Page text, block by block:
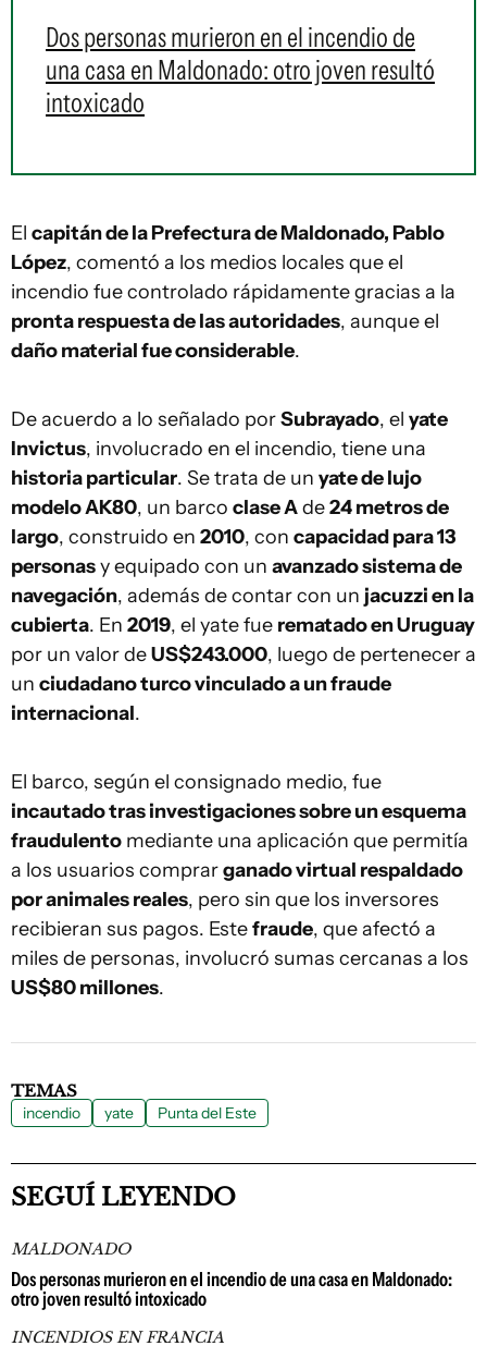
Dos personas murieron en el incendio de
una casa en Maldonado: otro joven resultó
intoxicado
El capitán de la Prefectura de Maldonado, Pablo
López, comentó a los medios locales que el
incendio fue controlado rápidamente gracias a la
pronta respuesta de las autoridades, aunque el
daño material fue considerable.
De acuerdo a lo señalado porSubrayado, el yate
Invictus, involucrado en el incendio, tiene una
historia particular. Se trata de un yate de lujo
modelo AK80, un barco clase Ade24 metros de
largo, construido en 2010, con capacidad para 13
personasy equipado con un avanzado sistema de
navegación, además de contar con un jacuzzi en la
cubierta. En 2019, el yate fue rematado en Uruguay
por un valor deUS$243.000, luego de pertenecer a
un ciudadano turco vinculado a un fraude
internacional.
El barco, según el consignado medio, fue
incautado tras investigaciones sobre un esquema
fraudulento mediante una aplicación que permitía
a los usuarios comprarganado virtual respaldado
por animales reales, pero sin que los inversores
recibieran sus pagos. Estefraude, que afectó a
miles de personas, involucró sumas cercanas a los
US$80 millones.
TEMAS
incendio yate Punta del Este
SEGUÍ LEYENDO
MALDONADO
Dos personas murieron en el incendio de una casa en Maldonado:
otro joven resultó intoxicado
INCENDIOS EN FRANCIA